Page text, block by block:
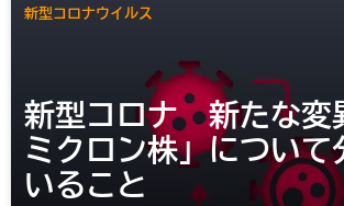
新型コロナウイルス
新型コロナ 新たな変
ミクロン株」について
いること